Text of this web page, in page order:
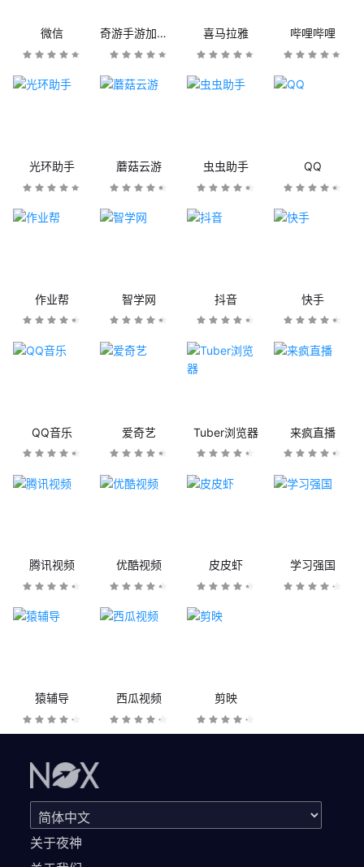
微信 奇游手游加速器 喜马拉雅 哔哩哔哩
光环助手 蘑菇云游 虫虫助手 QQ
作业帮 智学网 抖音 快手
QQ音乐 爱奇艺 Tuber浏览器 来疯直播
腾讯视频 优酷视频 皮皮虾 学习强国
猿辅导 西瓜视频 剪映
关于夜神